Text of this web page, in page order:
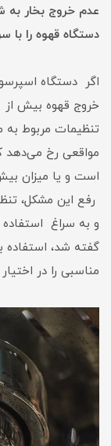
عدم خروج بخار
دستگاه قهوه را
اگر دستگاه
خروج قهوه بیش
تنظیمات مربوط به
است و یا میزان
و به سراغ
گفته شد،‌ استفاده
مناسبی را در